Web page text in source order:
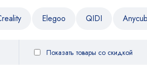
Elegoo QIDI
Показать товары со скидкой